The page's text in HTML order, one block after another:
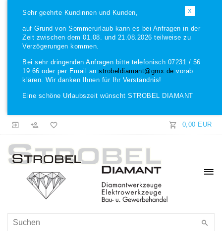
X
Sehr geehrte Kundinnen und Kunden,
auf Grund von Sommerurlaub kann es bei Anfragen in der
Zeit zwischen dem 01.08. und 21.08.2026 teilweise zu
Verzögerungen kommen.
Bei sehr dringenden Anfragen bitte telefonisch 07231 / 56
19 66 oder per Email an strobeldiamant@gmx.de vorab
klären. Wir danken Ihnen für Ihr Verständnis!
Eine schöne Urlaubszeit wünscht STROBEL DIAMANT
0,00 EUR